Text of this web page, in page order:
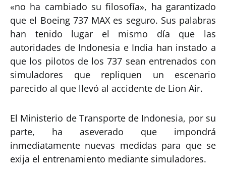
«no ha cambiado su filosofía», ha garantizado
que el Boeing 737 MAX es seguro. Sus palabras
han tenido lugar el mismo día que las
autoridades de Indonesia e India han instado a
que los pilotos de los 737 sean entrenados con
simuladores que repliquen un escenario
parecido al que llevó al accidente de Lion Air.
El Ministerio de Transporte de Indonesia, por su
parte, ha aseverado que impondrá
inmediatamente nuevas medidas para que se
exija el entrenamiento mediante simuladores.